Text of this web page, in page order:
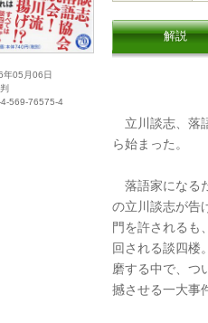
年05月06日
569-76575-4
解説
立川談志、落
ら始まった。
落語家になる
の立川談志が告
門を許されるも
回される談四楼
磨する中で、
撼させる一大事